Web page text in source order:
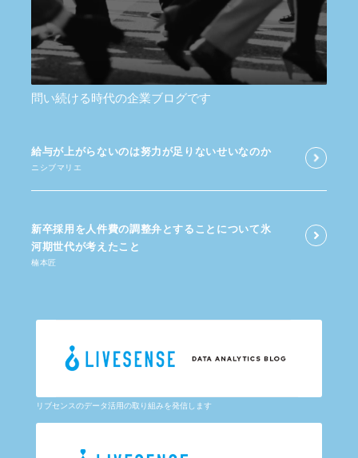
問い続ける時代の企業ブログです
給与が​上がらないのは​努力が​足りないせいなのか
ニシブマリエ
新卒採用を​人件費の​調整弁と​する​ことに​ついて​氷
河期世代が​考えた​こと
楠本匠
リブセンスのデータ活用の取り組みを発信します